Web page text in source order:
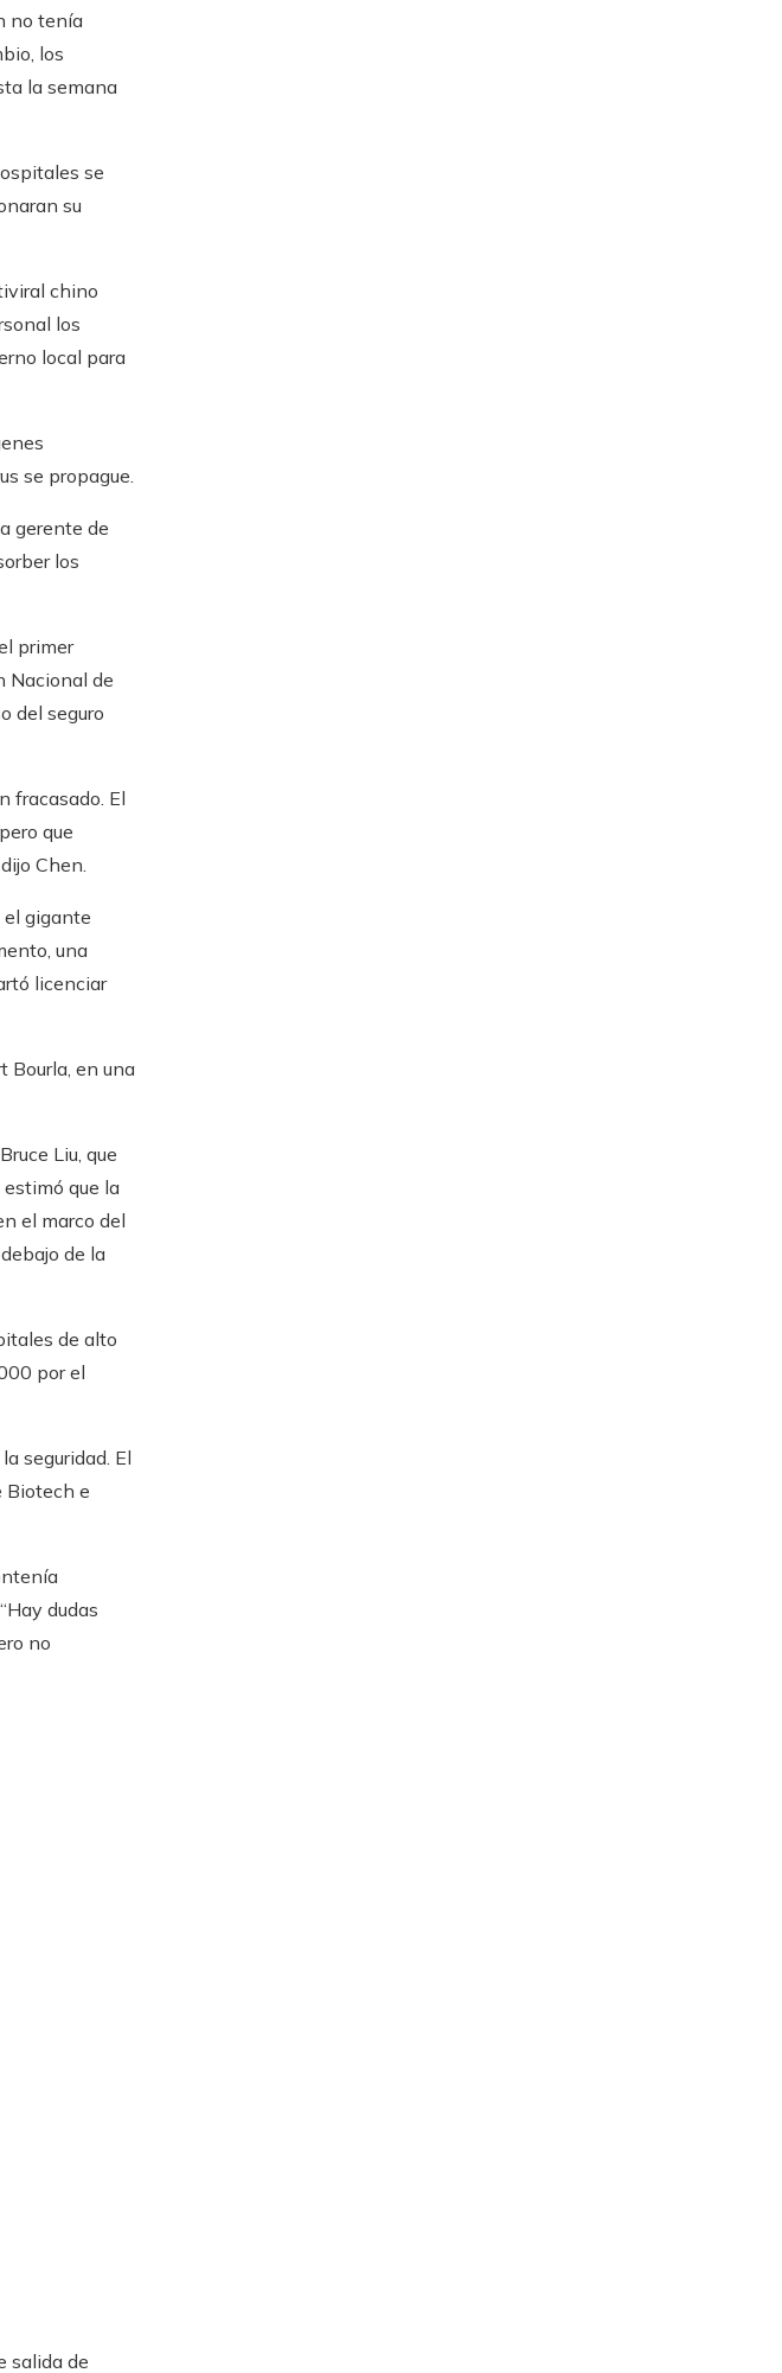
no tenía
los
la semana
se
su
chino
los
local para
se propague.
gerente de
los
primer
Nacional de
del seguro
fracasado. El
que
Chen.
el gigante
una
licenciar
Bourla, en una
Liu, que
que la
el marco del
de la
de alto
por el
seguridad. El
Biotech e
dudas
no
salida de